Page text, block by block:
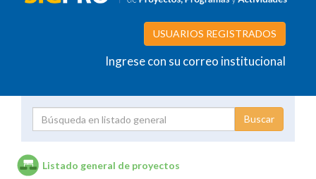
USUARIOS REGISTRADOS
Ingrese con su correo institucional
Listado general de proyectos